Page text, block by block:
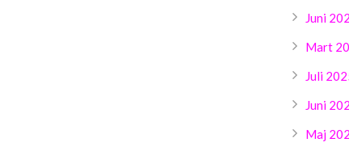
Juni
Mart
Juli
Juni
Maj